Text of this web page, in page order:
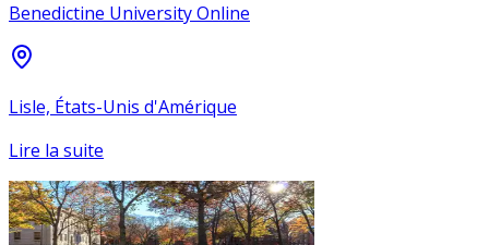
Benedictine University Online
Lisle, États-Unis d'Amérique
Lire la suite